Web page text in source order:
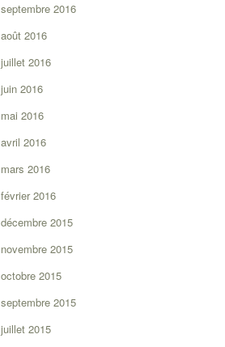
septembre 2016
août 2016
juillet 2016
juin 2016
mai 2016
avril 2016
mars 2016
février 2016
décembre 2015
novembre 2015
octobre 2015
septembre 2015
juillet 2015